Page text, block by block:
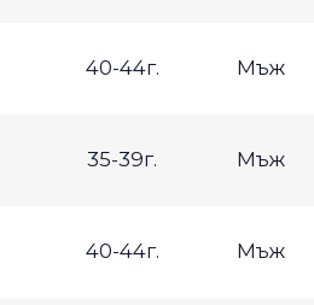
40-44г. Мъж
35-39г. Мъж
40-44г. Мъж